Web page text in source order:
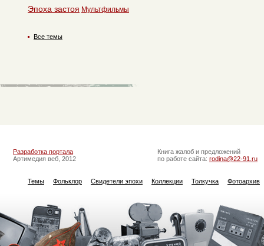
Эпоха застоя Мультфильмы
Все темы
Разработка портала
Артимедия веб, 2012
Книга жалоб и предложений
по работе сайта: rodina@22-91.ru
Темы Фольклор Свидетели эпохи Коллекции Толкучка Фотоархив